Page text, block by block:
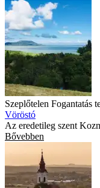
Szeplőtelen Fogantatás
Vöröstó
Az eredetileg szent
Bővebben